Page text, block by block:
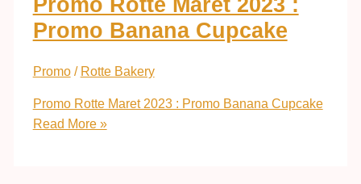
Promo Banana Cupcake
Promo/ Rotte Bakery
Promo Rotte Maret 2023 : Promo Banana Cupcake
Read More »